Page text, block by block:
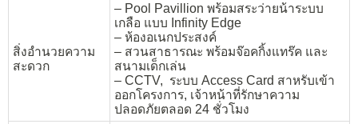
สิ่งอำนวยความ
สะดวก
– Pool Pavillion พร้อมสระว่ายน้าระบบ
เกลือ แบบ Infinity Edge
– ห้องอเนกประสงค์
– สวนสาธารณะ พร้อมจ๊อคกิ้งแทร๊ค และ
สนามเด็กเล่น
– CCTV, ระบบ Access Card สาหรับเข้า
ออกโครงการ, เจ้าหน้าที่รักษาความ
ปลอดภัยตลอด 24 ชั่วโมง